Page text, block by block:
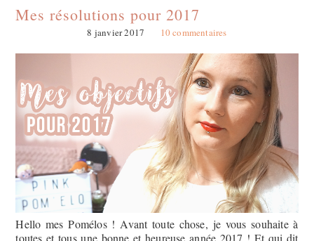
Mes résolutions pour 2017
8 janvier 2017 10 commentaires
Hello mes Pomélos ! Avant toute chose, je vous souhaite à
toutes et tous une bonne et heureuse année 2017 ! Et qui dit